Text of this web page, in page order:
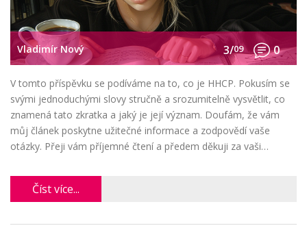
Vladimír Nový 3/09 0
V tomto příspěvku se podíváme na to, co je HHCP. Pokusím se
svými jednoduchými slovy stručně a srozumitelně vysvětlit, co
znamená tato zkratka a jaký je její význam. Doufám, že vám
můj článek poskytne užitečné informace a zodpovědí vaše
otázky. Přeji vám příjemné čtení a předem děkuji za vaši
Číst více...